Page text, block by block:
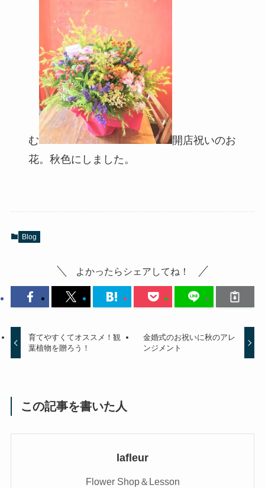
む
開店祝いのお
花。秋色にしました。
Blog
よかったらシェアしてね！
育てやすくてオススメ！観
葉植物を贈ろう！
金婚式のお祝いに秋のアレ
ンジメント
この記事を書いた人
lafleur
Flower Shop＆Lesson